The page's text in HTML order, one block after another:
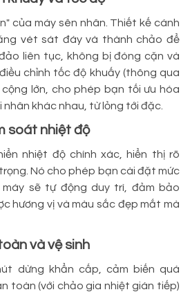
của máy sên nhân. Thiết kế cánh
vét sát đáy và thành chảo để
liên tục, không bị đóng cặn và
chỉnh tốc độ khuấy (thông qua
lớn, cho phép bạn tối ưu hóa
khác nhau, từ lỏng tới đặc.
soát nhiệt độ
nhiệt độ chính xác, hiển thị rõ
Nó cho phép bạn cài đặt mức
máy sẽ tự động duy trì, đảm bảo
hương vị và màu sắc đẹp mắt mà
và vệ sinh
dừng khẩn cấp, cảm biến quá
toàn (với chảo gia nhiệt gián tiếp)